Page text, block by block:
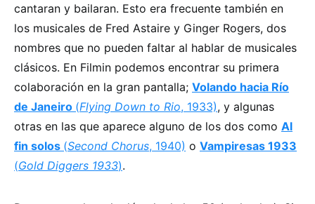
cantaran y bailaran. Esto era frecuente también en
los musicales de Fred Astaire y Ginger Rogers, dos
nombres que no pueden faltar al hablar de musicales
clásicos. En Filmin podemos encontrar su primera
colaboración en la gran pantalla; Volando hacia Río
de Janeiro (Flying Down to Rio, 1933), y algunas
otras en las que aparece alguno de los dos como Al
fin solos (Second Chorus, 1940) o Vampiresas 1933
(Gold Diggers 1933).